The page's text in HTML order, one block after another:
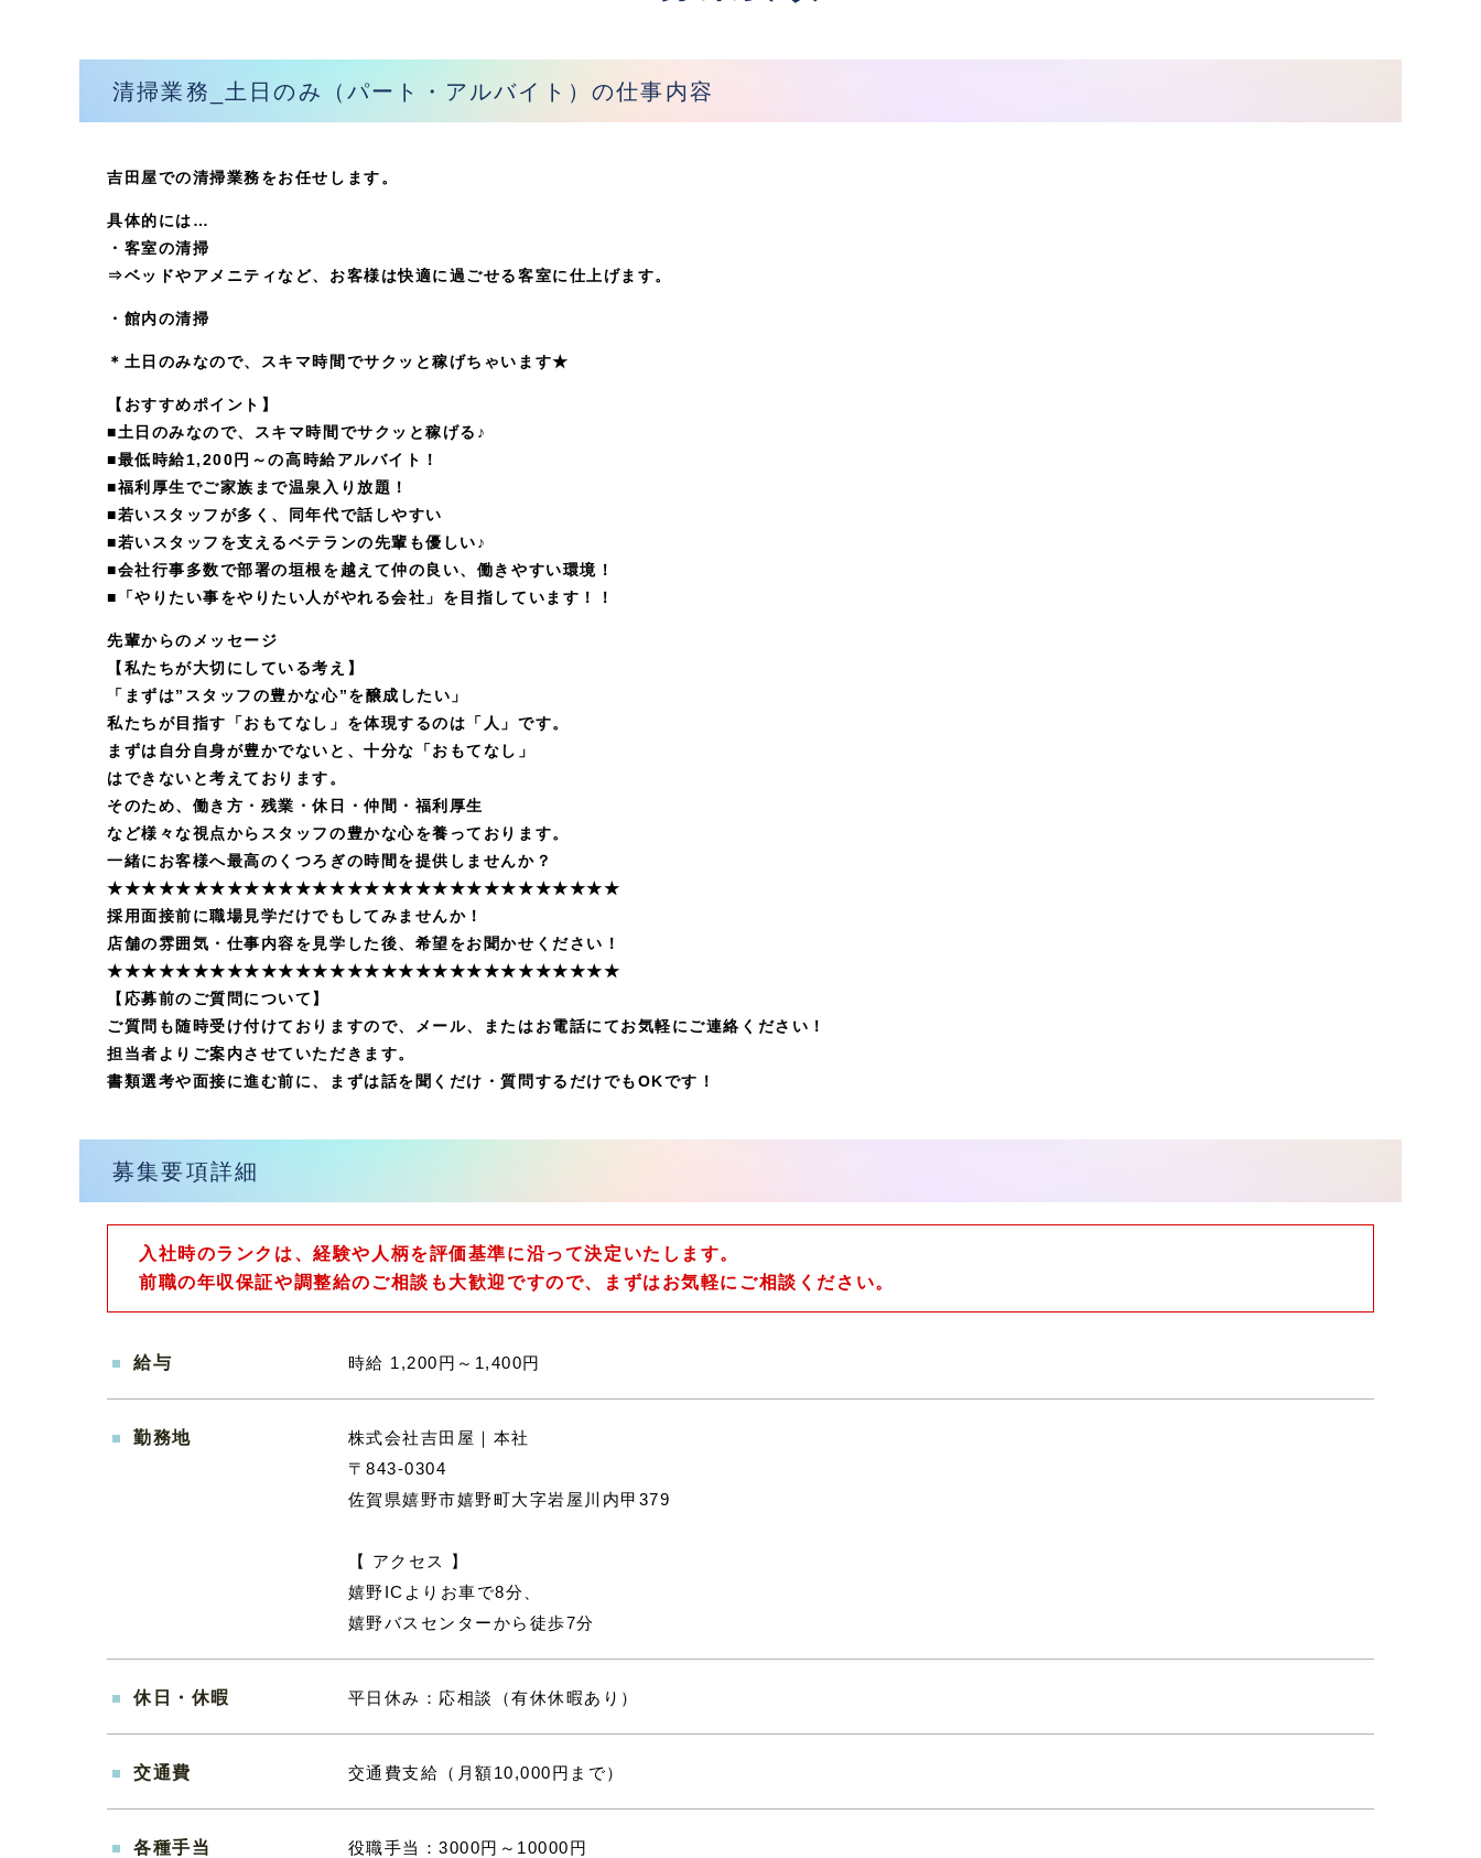
清掃業務_土日のみ（パート・アルバイト）の仕事内容
吉田屋での清掃業務をお任せします。
具体的には…
・ 客室の清掃
⇒ベッドやアメニティなど、お客様は快適に過ごせる客室に仕上げます。
・ 館内の清掃
＊土日のみなので、スキマ時間でサクッと稼げちゃいます★
【おすすめポイント】
■土日のみなので、スキマ時間でサクッと稼げる♪
■最低時給1,200円～の高時給アルバイト！
■福利厚生でご家族まで温泉入り放題！
■若いスタッフが多く、同年代で話しやすい
■若いスタッフを支えるベテランの先輩も優しい♪
■会社行事多数で部署の垣根を越えて仲の良い、働きやすい環境！
■「やりたい事をやりたい人がやれる会社」を目指しています！！
先輩からのメッセージ
【私たちが大切にしている考え】
「まずは”スタッフの豊かな心”を醸成したい」
私たちが目指す「おもてなし」を体現するのは「人」です。
まずは自分自身が豊かでないと、十分な「おもてなし」
はできないと考えております。
そのため、働き方・残業・休日・仲間・福利厚生
など様々な視点からスタッフの豊かな心を養っております。
一緒にお客様へ最高のくつろぎの時間を提供しませんか？
★★★★★★★★★★★★★★★★★★★★★★★★★★★★★★
採用面接前に職場見学だけでもしてみませんか！
店舗の雰囲気・仕事内容を見学した後、希望をお聞かせください！
★★★★★★★★★★★★★★★★★★★★★★★★★★★★★★
【応募前のご質問について】
ご質問も随時受け付けておりますので、メール、またはお電話にてお気軽にご連絡ください！
担当者よりご案内させていただきます。
書類選考や面接に進む前に、まずは話を聞くだけ・質問するだけでもOKです！
募集要項詳細
入社時のランクは、経験や人柄を評価基準に沿って決定いたします。
前職の年収保証や調整給のご相談も大歓迎ですので、まずはお気軽にご相談ください。
給与 時給 1,200円～1,400円
勤務地
株式会社吉田屋｜本社
〒843-0304
佐賀県嬉野市嬉野町大字岩屋川内甲379
【 アクセス 】
嬉野ICよりお車で8分、
嬉野バスセンターから徒歩7分
休日・休暇 平日休み：応相談（有休休暇あり）
交通費 交通費支給（月額10,000円まで）
各種手当 役職手当：3000円～10000円